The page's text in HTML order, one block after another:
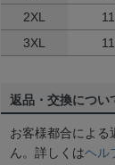
2XL
3XL
返品・交換につい
お客様都合による
ん。詳しくはヘル